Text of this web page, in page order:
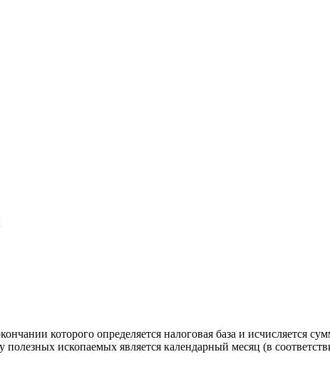
которого определяется налоговая база и исчисляется
ископаемых является календарный месяц (в